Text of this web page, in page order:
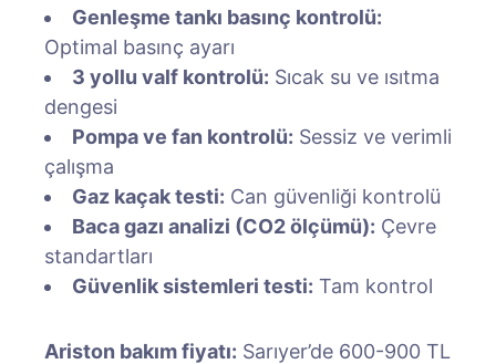
Genleşme tankı basınç kontrolü:
Optimal basınç ayarı
3 yollu valf kontrolü: Sıcak su ve ısıtma
dengesi
Pompa ve fan kontrolü: Sessiz ve verimli
çalışma
Gaz kaçak testi: Can güvenliği kontrolü
Baca gazı analizi (CO2 ölçümü): Çevre
standartları
Güvenlik sistemleri testi: Tam kontrol
Ariston bakım fiyatı: Sarıyer’de 600-900 TL